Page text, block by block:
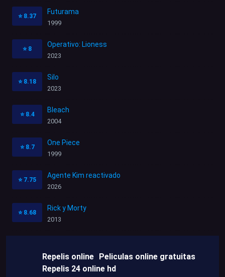
⭐ 8.37
Futurama
1999
⭐ 8
Operativo: Lioness
2023
⭐ 8.18
Silo
2023
⭐ 8.4
Bleach
2004
⭐ 8.7
One Piece
1999
⭐ 7.75
Agente Kim reactivado
2026
⭐ 8.68
Rick y Morty
2013
Repelis online Peliculas online gratuitas
Repelis 24 online hd